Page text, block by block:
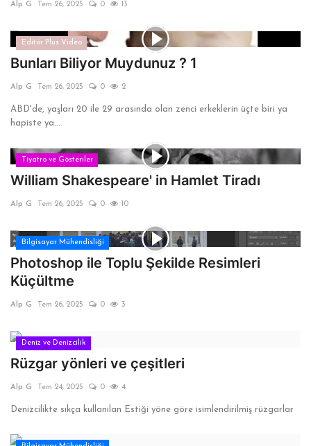
Alp G Tem 26, 2025 0 13
Editör Plus Video
Bunları Biliyor Muydunuz ? 1
Alp G Tem 26, 2025 0 2
ABD'de, yaşları 20 ile 29 arasında olan zenci erkeklerin üçte biri ya
hapiste ya...
Tiyatro ve Gösteriler
William Shakespeare' in Hamlet Tiradı
Alp G Tem 26, 2025 0 10
Bilgisayar Mühendisliği
Photoshop ile Toplu Şekilde Resimleri
Küçültme
Alp G Tem 26, 2025 0 3
Deniz ve Denizcilik
Rüzgar yönleri ve çeşitleri
Alp G Tem 24, 2025 0 4
Denizcilikte sıkça kullanılan Estiği yöne göre isimlendirilmiş rüzgarlar